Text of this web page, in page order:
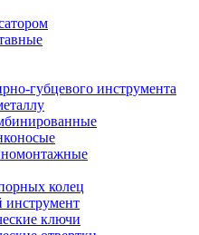
губцевого инструмента
колец
инструмент
ключи